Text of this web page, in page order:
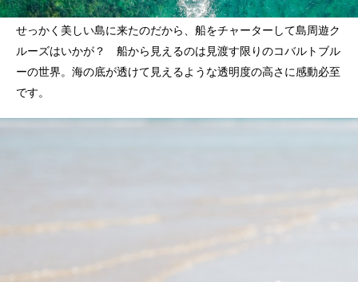
せっかく美しい島に来たのだから、船をチャーターして島周遊ク
ルーズはいかが？ 船から見えるのは見渡す限りのコバルトブル
ーの世界。海の底が透けて見えるような透明度の高さに感動必至
です。